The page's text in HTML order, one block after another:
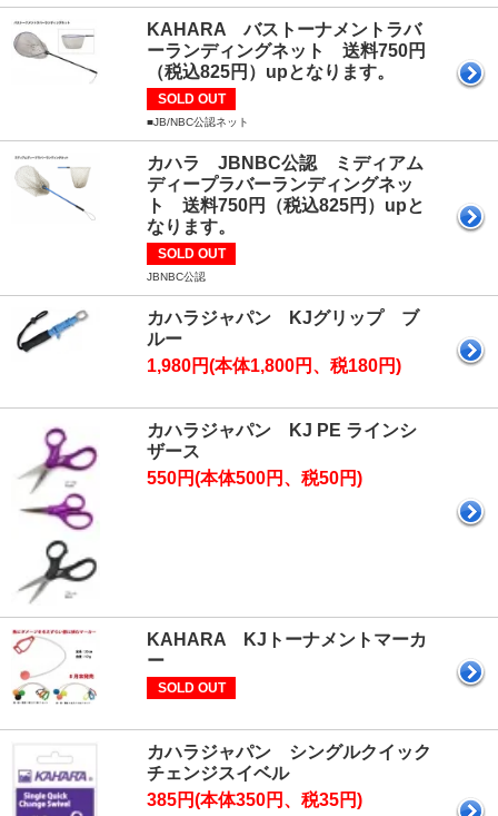
KAHARA バストーナメントラバ
ーランディングネット 送料750円
（税込825円）upとなります。
SOLD OUT
■JB/NBC公認ネット
カハラ JBNBC公認 ミディアム
ディープラバーランディングネッ
ト 送料750円（税込825円）upと
なります。
SOLD OUT
JBNBC公認
カハラジャパン KJグリップ ブ
ルー
1,980円(本体1,800円、税180円)
カハラジャパン KJ PE ラインシ
ザース
550円(本体500円、税50円)
KAHARA KJトーナメントマーカ
ー
SOLD OUT
カハラジャパン シングルクイック
チェンジスイベル
385円(本体350円、税35円)